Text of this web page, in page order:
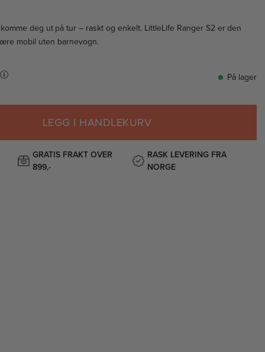
deg ut på tur – raskt og enkelt. LittleLife Ranger S2 er den
mobil uten barnevogn.
På lager
LEGG I HANDLEKURV
GRATIS FRAKT OVER
899,-
RASK LEVERING FRA
NORGE